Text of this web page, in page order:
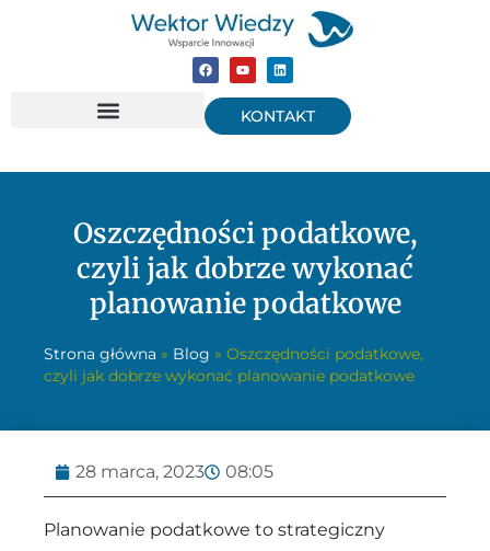
KONTAKT
Oszczędności podatkowe,
czyli jak dobrze wykonać
planowanie podatkowe
Strona główna » Blog » Oszczędności podatkowe,
czyli jak dobrze wykonać planowanie podatkowe
28 marca, 2023 08:05
Planowanie podatkowe to strategiczny